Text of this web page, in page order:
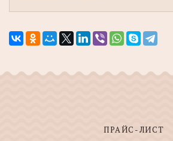
ПРАЙС-ЛИСТ